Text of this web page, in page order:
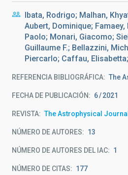
Ibata, Rodrigo; Malhan,
Aubert, Dominique;
Paolo; Monari, Giacomo;
Guillaume F.; Bellazzini,
Piercarlo; Caffau,
REFERENCIA BIBLIOGRÁFICA The
FECHA DE PUBLICACIÓN: 6 2021
REVISTA The Astrophysical Journal
NÚMERO DE AUTORES 13
NÚMERO DE AUTORES DEL IAC 1
NÚMERO DE CITAS 177